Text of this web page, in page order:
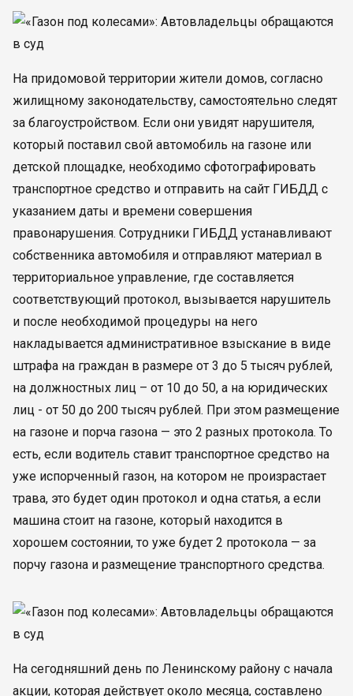
На придомовой территории жители домов, согласно
жилищному законодательству, самостоятельно следят
за благоустройством. Если они увидят нарушителя,
который поставил свой автомобиль на газоне или
детской площадке, необходимо сфотографировать
транспортное средство и отправить на сайт ГИБДД с
указанием даты и времени совершения
правонарушения. Сотрудники ГИБДД устанавливают
собственника автомобиля и отправляют материал в
территориальное управление, где составляется
соответствующий протокол, вызывается нарушитель
и после необходимой процедуры на него
накладывается административное взыскание в виде
штрафа на граждан в размере от 3 до 5 тысяч рублей,
на должностных лиц – от 10 до 50, а на юридических
лиц - от 50 до 200 тысяч рублей. При этом размещение
на газоне и порча газона — это 2 разных протокола. То
есть, если водитель ставит транспортное средство на
уже испорченный газон, на котором не произрастает
трава, это будет один протокол и одна статья, а если
машина стоит на газоне, который находится в
хорошем состоянии, то уже будет 2 протокола — за
порчу газона и размещение транспортного средства.
На сегодняшний день по Ленинскому району с начала
акции, которая действует около месяца, составлено